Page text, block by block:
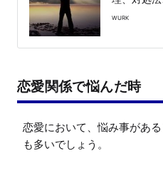
WURK
恋愛関係で悩んだ時
恋愛において、悩み事があ
も多いでしょう。